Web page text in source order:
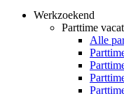
Werkzoekend
Parttime
Alle